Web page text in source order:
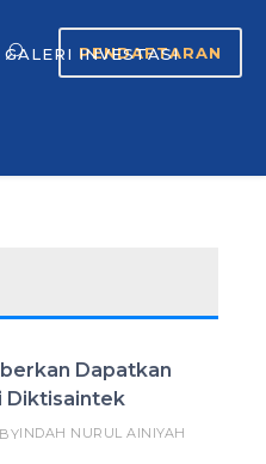
GALERI INVESTASI
PENDAFTARAN
Dapatkan
Diktisaintek
BYINDAH NURUL AINIYAH